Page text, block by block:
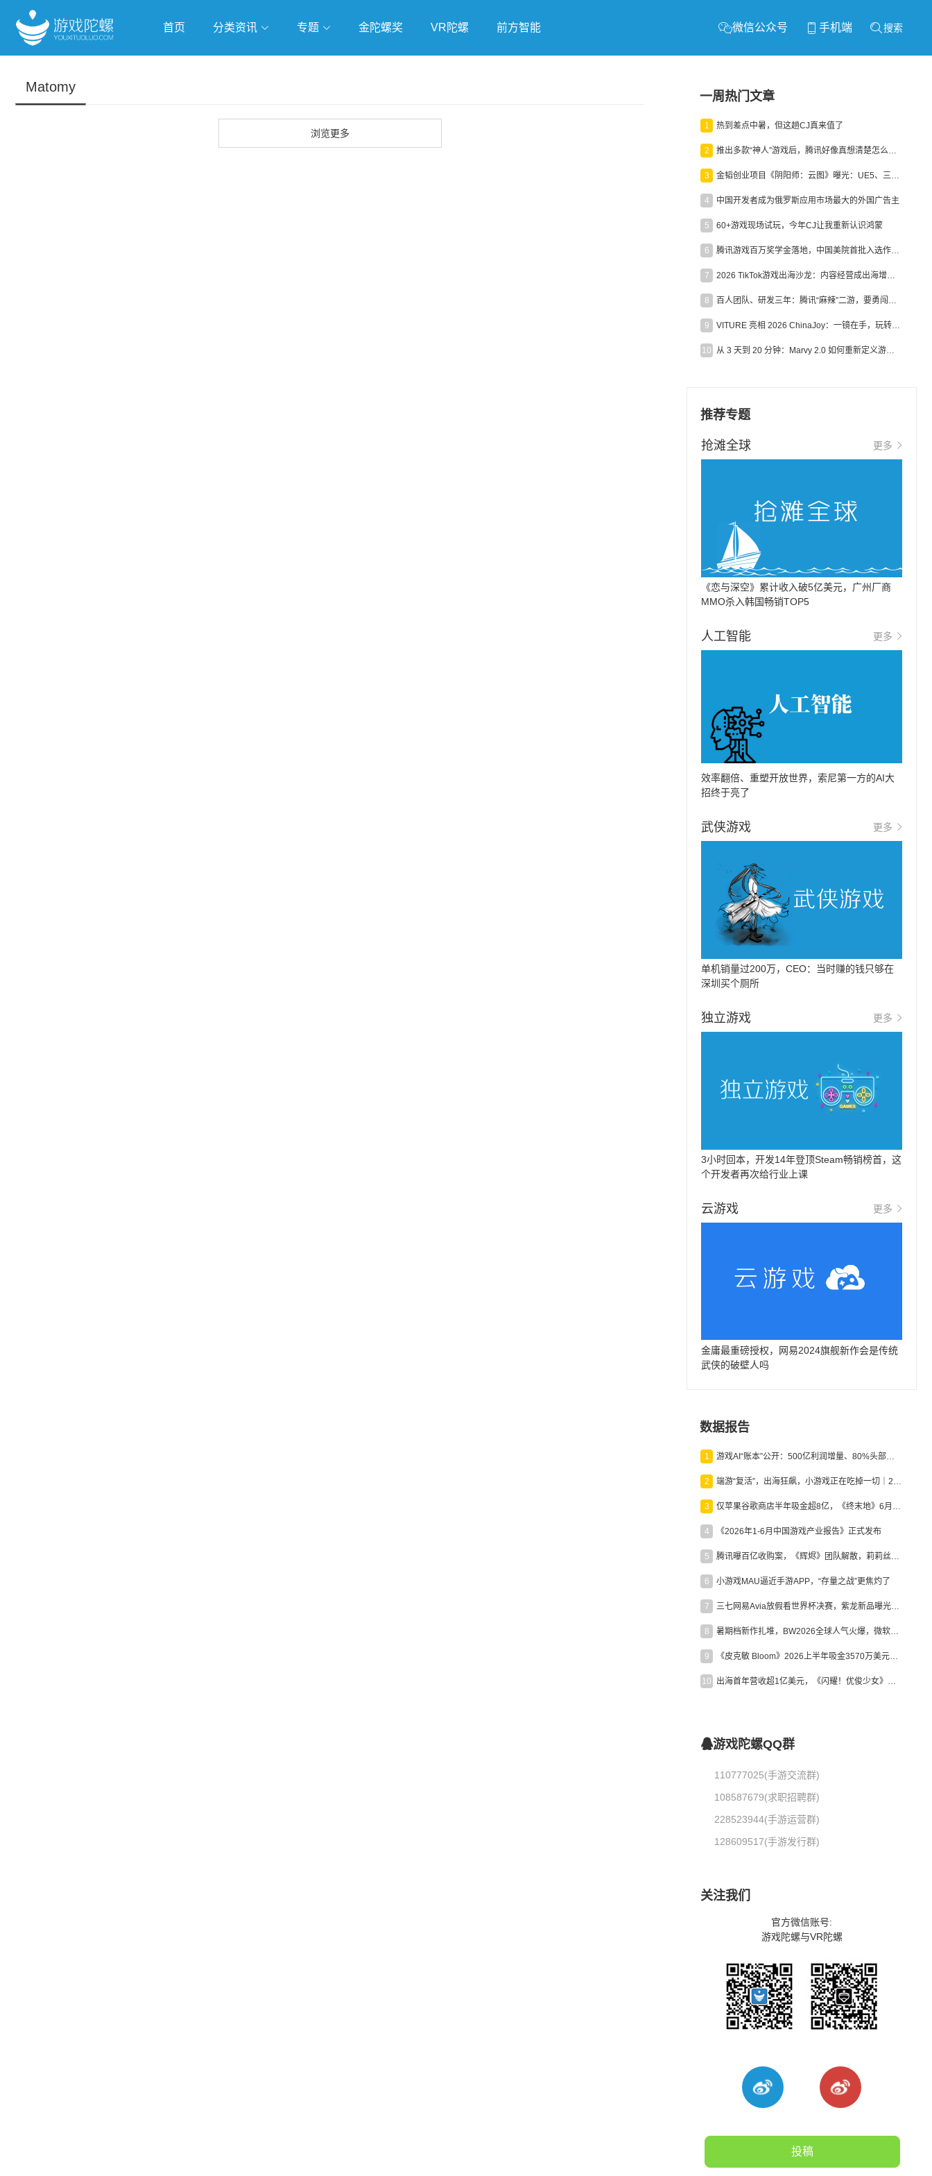
首页 分类资讯 专题 金陀螺奖 VR陀螺 前方智能 微信公众号 手机端 搜索
Matomy
浏览更多
一周热门文章
1 热到差点中暑，但这趟CJ真来值了
2 推出多款“神人”游戏后，腾讯好像真想清楚怎么做二次元了
3 金韬创业项目《阴阳师：云图》曝光：UE5、三端互通、ARPG
4 中国开发者成为俄罗斯应用市场最大的外国广告主
5 60+游戏现场试玩，今年CJ让我重新认识鸿蒙
6 腾讯游戏百万奖学金落地，中国美院首批入选作品获业内关注
7 2026 TikTok游戏出海沙龙：内容经营成出海增长新引擎
8 百人团队、研发三年：腾讯“麻辣”二游，要勇闯男性恋爱市场
9 VITURE 亮相 2026 ChinaJoy：一镜在手，玩转全场！
10 从 3 天到 20 分钟：Marvy 2.0 如何重新定义游戏出海营销效率？
推荐专题
抢滩全球 更多
《恋与深空》累计收入破5亿美元，广州厂商
MMO杀入韩国畅销TOP5
人工智能 更多
效率翻倍、重塑开放世界，索尼第一方的AI大
招终于亮了
武侠游戏 更多
单机销量过200万，CEO：当时赚的钱只够在
深圳买个厕所
独立游戏 更多
3小时回本，开发14年登顶Steam畅销榜首，这
个开发者再次给行业上课
云游戏 更多
金庸最重磅授权，网易2024旗舰新作会是传统
武侠的破壁人吗
数据报告
1 游戏AI“账本”公开：500亿利润增量、80%头部入局，谁在闷声发财？
2 端游“复活”，出海狂飙，小游戏正在吃掉一切｜2026上半年产业报告
3 仅苹果谷歌商店半年吸金超8亿，《终末地》6月份收入显著回暖
4 《2026年1-6月中国游戏产业报告》正式发布
5 腾讯曝百亿收购案，《辉烬》团队解散，莉莉丝新作曝光｜陀螺周报
6 小游戏MAU逼近手游APP，“存量之战”更焦灼了
7 三七网易Avia放假看世界杯决赛，紫龙新品曝光，米哈游新作上线 | 陀螺周报
8 暑期档新作扎堆，BW2026全球人气火爆，微软XBOX大裁员|陀螺周报
9 《皮克敏 Bloom》2026上半年吸金3570万美元，中国台湾成最大市场
10 出海首年营收超1亿美元，《闪耀！优俊少女》美国市场占比达七成
游戏陀螺QQ群
110777025(手游交流群)
108587679(求职招聘群)
228523944(手游运营群)
128609517(手游发行群)
关注我们
官方微信账号:
游戏陀螺与VR陀螺
投稿